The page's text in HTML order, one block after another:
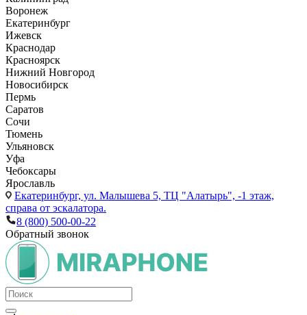
Воронеж
Екатеринбург
Ижевск
Краснодар
Красноярск
Нижний Новгород
Новосибирск
Пермь
Саратов
Сочи
Тюмень
Ульяновск
Уфа
Чебоксары
Ярославль
Екатеринбург, ул. Малышева 5, ТЦ "Алатырь", -1 этаж,
справа от эскалатора.
8 (800) 500-00-22
Обратный звонок